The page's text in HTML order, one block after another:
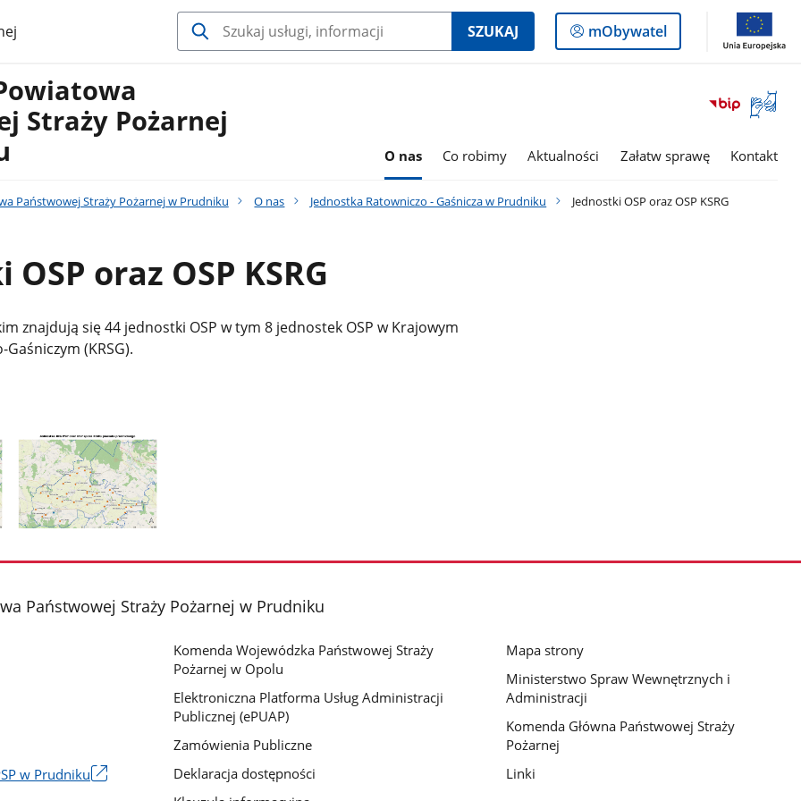
SZUKAJ
Logowanie
do
mObywatel
Otwórz
okno
Straży Pożarnej
O nas Co robimy Aktualności Załatw sprawę Kontakt
Państwowej Straży Pożarnej w Prudniku O nas Jednostka Ratowniczo - Gaśnicza w Prudniku Jednostki OSP oraz OSP KSRG
oraz OSP KSRG
znajdują się 44 jednostki OSP w tym 8 jednostek OSP w Krajowym
(KRSG).
galerii.
Państwowej Straży Pożarnej w Prudniku
w Prudniku
Komenda Wojewódzka Państwowej Straży
Pożarnej w Opolu
Elektroniczna Platforma Usług Administracji
Publicznej (ePUAP)
Zamówienia Publiczne
Deklaracja dostępności
Mapa strony
Ministerstwo Spraw Wewnętrznych i
Administracji
Komenda Główna Państwowej Straży
Pożarnej
Linki